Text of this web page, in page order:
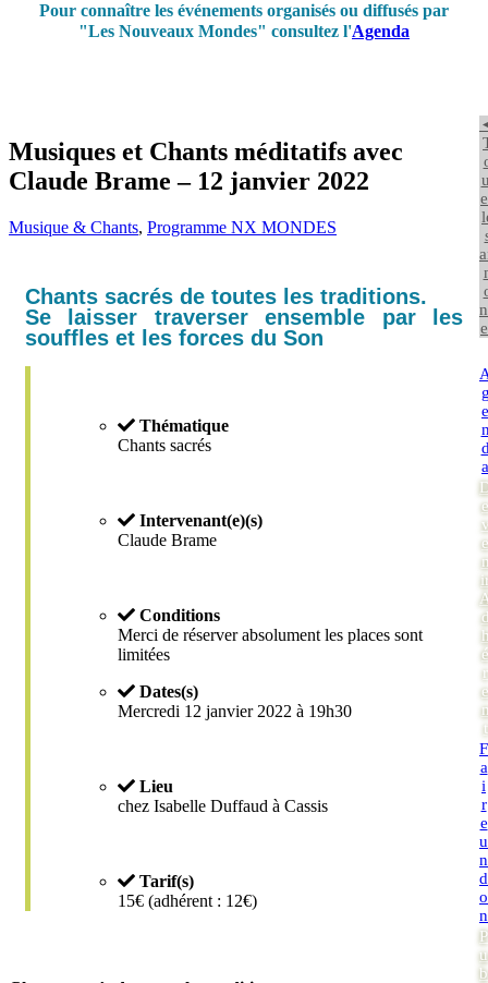
Pour connaître les événements organisés ou diffusés par
"Les Nouveaux Mondes" consultez l'Agenda
Musiques et Chants méditatifs avec
Claude Brame – 12 janvier 2022
Musique & Chants, Programme NX MONDES
Chants sacrés de toutes les traditions.
Se laisser traverser ensemble par les
souffles et les forces du Son
Thématique
Chants sacrés
Intervenant(e)(s)
Claude Brame
Conditions
Merci de réserver absolument les places sont
limitées
Dates(s)
Mercredi 12 janvier 2022 à 19h30
Lieu
chez Isabelle Duffaud à Cassis
Tarif(s)
15€ (adhérent : 12€)
e
a
e
e
é
r
e
t
F
a
i
r
e
u
n
d
o
n
P
u
b